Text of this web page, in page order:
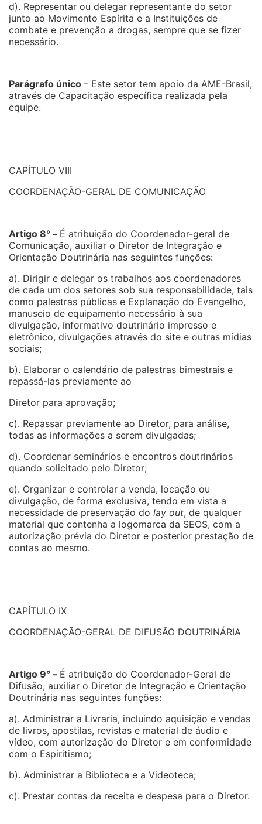
d). Representar ou delegar representante do setor
junto ao Movimento Espírita e a Instituições de
combate e prevenção a drogas, sempre que se fizer
necessário.
Parágrafo único – Este setor tem apoio da AME-Brasil,
através de Capacitação específica realizada pela
equipe.
CAPÍTULO VIII
COORDENAÇÃO-GERAL DE COMUNICAÇÃO
Artigo 8° – É atribuição do Coordenador-geral de
Comunicação, auxiliar o Diretor de Integração e
Orientação Doutrinária nas seguintes funções:
a). Dirigir e delegar os trabalhos aos coordenadores
de cada um dos setores sob sua responsabilidade, tais
como palestras públicas e Explanação do Evangelho,
manuseio de equipamento necessário à sua
divulgação, informativo doutrinário impresso e
eletrônico, divulgações através do site e outras mídias
sociais;
b). Elaborar o calendário de palestras bimestrais e
repassá-las previamente ao
Diretor para aprovação;
c). Repassar previamente ao Diretor, para análise,
todas as informações a serem divulgadas;
d). Coordenar seminários e encontros doutrinários
quando solicitado pelo Diretor;
e). Organizar e controlar a venda, locação ou
divulgação, de forma exclusiva, tendo em vista a
necessidade de preservação do lay out, de qualquer
material que contenha a logomarca da SEOS, com a
autorização prévia do Diretor e posterior prestação de
contas ao mesmo.
CAPÍTULO IX
COORDENAÇÃO-GERAL DE DIFUSÃO DOUTRINÁRIA
Artigo 9° – É atribuição do Coordenador-Geral de
Difusão, auxiliar o Diretor de Integração e Orientação
Doutrinária nas seguintes funções:
a). Administrar a Livraria, incluindo aquisição e vendas
de livros, apostilas, revistas e material de áudio e
vídeo, com autorização do Diretor e em conformidade
com o Espiritismo;
b). Administrar a Biblioteca e a Videoteca;
c). Prestar contas da receita e despesa para o Diretor.